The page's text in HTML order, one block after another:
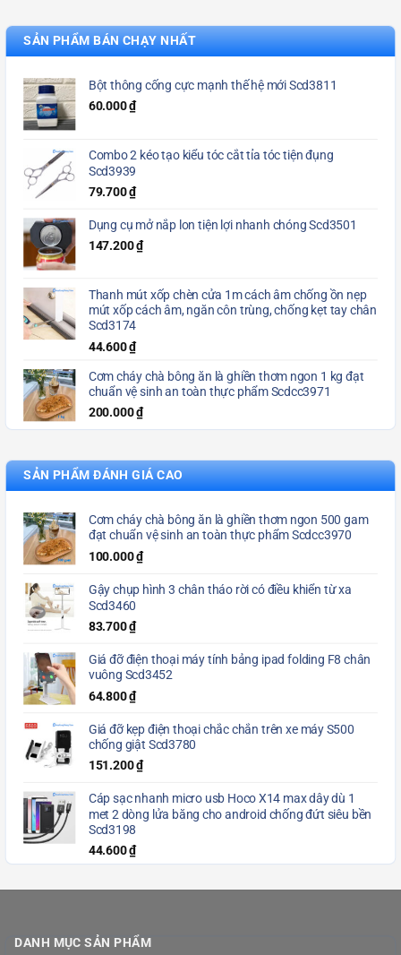
SẢN PHẨM BÁN CHẠY NHẤT
Bột thông cống cực mạnh thế hệ mới Scd3811
60.000₫
Combo 2 kéo tạo kiểu tóc cắt tỉa tóc tiện đụng
Scd3939
79.700₫
Dụng cụ mở nắp lon tiện lợi nhanh chóng Scd3501
147.200₫
Thanh mút xốp chèn cửa 1m cách âm chống ồn nẹp
mút xốp cách âm, ngăn côn trùng, chống kẹt tay chân
Scd3174
44.600₫
Cơm cháy chà bông ăn là ghiền thơm ngon 1 kg đạt
chuẩn vệ sinh an toàn thực phẩm Scdcc3971
200.000₫
SẢN PHẨM ĐÁNH GIÁ CAO
Cơm cháy chà bông ăn là ghiền thơm ngon 500 gam
đạt chuẩn vệ sinh an toàn thực phẩm Scdcc3970
100.000₫
Gậy chụp hình 3 chân tháo rời có điều khiển từ xa
Scd3460
83.700₫
Giá đỡ điện thoại máy tính bảng ipad folding F8 chân
vuông Scd3452
64.800₫
Giá đỡ kẹp điện thoại chắc chắn trên xe máy S500
chống giật Scd3780
151.200₫
Cáp sạc nhanh micro usb Hoco X14 max dây dù 1
met 2 dòng lửa băng cho android chống đứt siêu bền
Scd3198
44.600₫
DANH MỤC SẢN PHẨM